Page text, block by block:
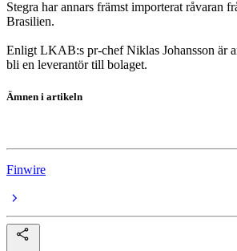
Stegra har annars främst importerat råvaran
Brasilien.
Enligt LKAB:s pr-chef Niklas Johansson är
bli en leverantör till bolaget.
Ämnen i artikeln
Finwire